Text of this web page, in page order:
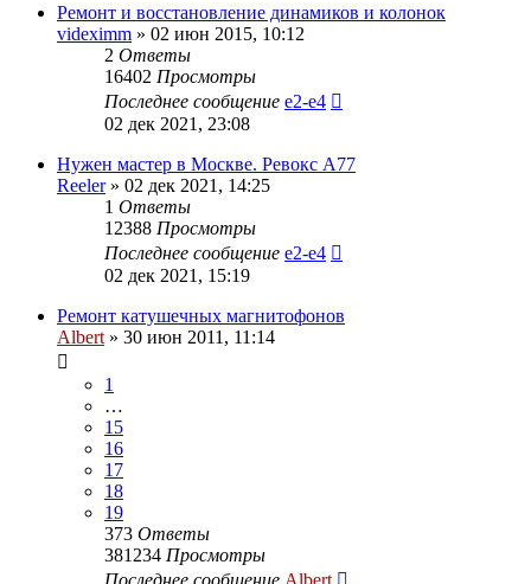
Ремонт и восстановление динамиков и колонок
videximm » 02 июн 2015, 10:12
2 Ответы
16402 Просмотры
Последнее сообщение e2-e4
02 дек 2021, 23:08
Нужен мастер в Москве. Ревокс А77
Reeler» 02 дек 2021, 14:25
1 Ответы
12388 Просмотры
Последнее сообщение e2-e4
02 дек 2021, 15:19
Ремонт катушечных магнитофонов
Albert » 30 июн 2011, 11:14
1
…
15
16
17
18
19
373 Ответы
381234 Просмотры
Последнее сообщение Albert